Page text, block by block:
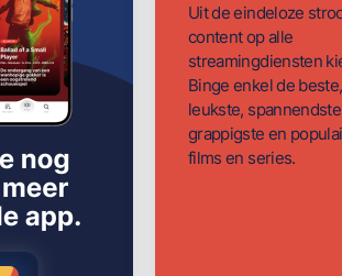
Uit de eindeloze
content op alle
streamingdiensten
Binge enkel de beste,
leukste,
grappigste en
films en series.